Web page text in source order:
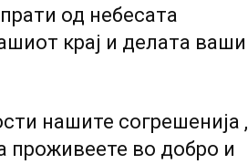
од небесата
крај и делата ваши
нашите согрешенија ,
проживеете во добро и